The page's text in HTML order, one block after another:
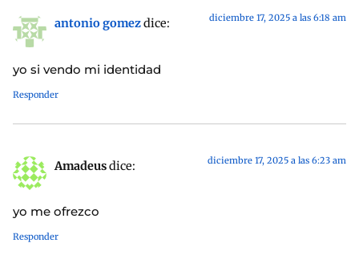
antonio gomezdice: diciembre 17, 2025 a las 6:18 am
yo si vendo mi identidad
Responder
Amadeusdice: diciembre 17, 2025 a las 6:23 am
yo me ofrezco
Responder